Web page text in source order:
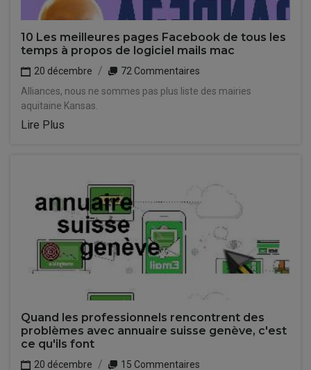
10 Les meilleures pages Facebook de tous les
temps à propos de logiciel mails mac
20 décembre
72 Commentaires
Alliances, nous ne sommes pas plus liste des mairies
aquitaine Kansas.
Lire Plus
Quand les professionnels rencontrent des
problèmes avec annuaire suisse genève, c'est
ce qu'ils font
20 décembre 15 Commentaires